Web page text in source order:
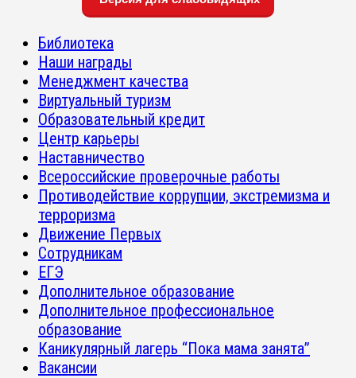
Библиотека
Наши награды
Менеджмент качества
Виртуальный туризм
Образовательный кредит
Центр карьеры
Наставничество
Всероссийские проверочные работы
Противодействие коррупции, экстремизма и
терроризма
Движение Первых
Сотрудникам
ЕГЭ
Дополнительное образование
Дополнительное профессиональное
образование
Каникулярный лагерь “Пока мама занята”
Вакансии